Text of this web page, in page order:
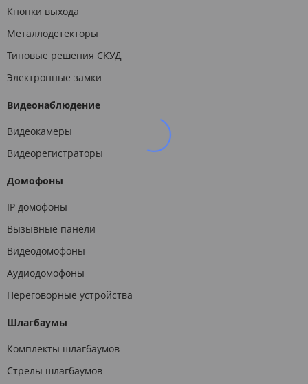
Кнопки выхода
Металлодетекторы
Типовые решения СКУД
Электронные замки
Видеонаблюдение
Видеокамеры
Видеорегистраторы
Домофоны
IP домофоны
Вызывные панели
Видеодомофоны
Аудиодомофоны
Переговорные устройства
Шлагбаумы
Комплекты шлагбаумов
Стрелы шлагбаумов